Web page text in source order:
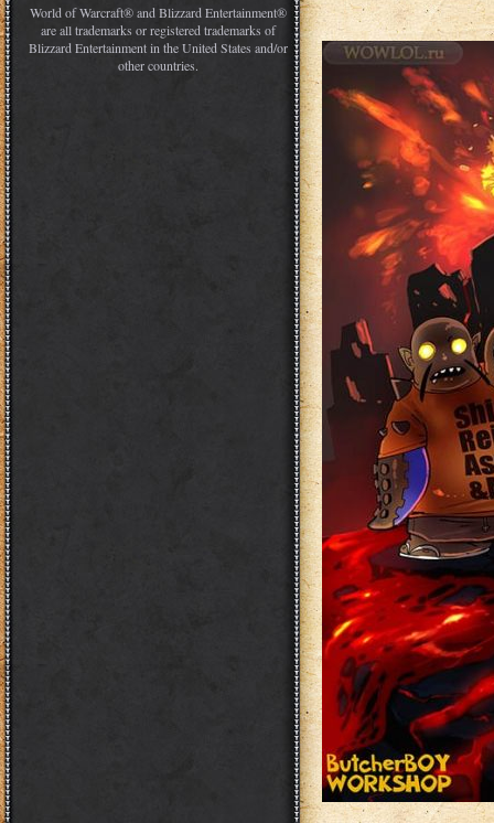
World of Warcraft® and Blizzard Entertainment®
are all trademarks or registered trademarks of
Blizzard Entertainment in the United States and/or
other countries.